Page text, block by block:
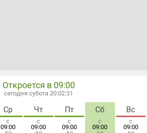
Откроется в 09:00
сегодня субота 20:02:31
Ср
с
09:00
Чт
с
09:00
Пт
с
09:00
Сб
с
09:00
Вс
с
09:00